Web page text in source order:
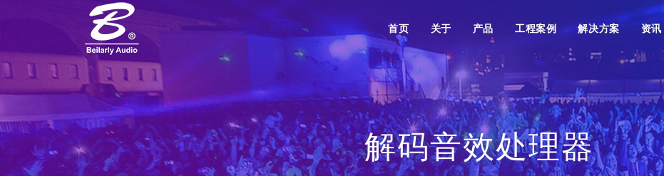
首页 关于 产品 工程案例 解决方案 资讯
解码音效处理器